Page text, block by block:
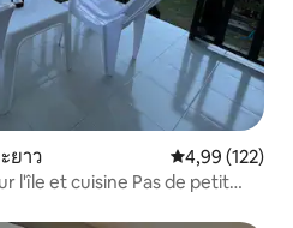
ยาว Évaluation
4,99 (122)
l'île et cuisine Pas de petit